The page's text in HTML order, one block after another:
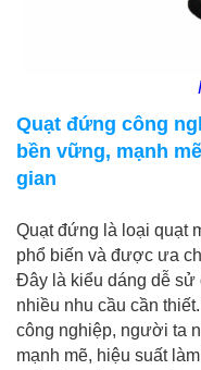
Quạt đứng công
bền vững, mạnh
gian
Quạt đứng là loại quạt
phổ biến và được ưa
Đây là kiểu dáng dễ
nhiều nhu cầu cần
công nghiệp, người ta
mạnh mẽ, hiệu suất